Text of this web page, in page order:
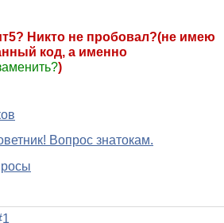
Никто не пробовал?(не имею
код, а именно
)
Вопрос знатокам.